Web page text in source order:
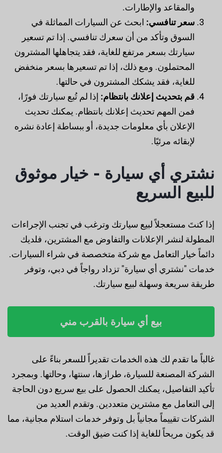
والمقاعد والإطارات.
سعر تنافسي: ابحث عن السيارات المماثلة في
السوق وتأكد من أن سعرك تنافسي. إذا تم تسعير
سيارتك بسعر مرتفع للغاية، فقد يتجاهلها المشترون
المحتملون. ومع ذلك، إذا تم تسعيرها بسعر منخفض
للغاية، فقد يشكك المشترون في حالتها.
قم بتحديث إعلانك بانتظام: إذا لم تُبع سيارتك فورًا،
فمن المهم تحديث إعلانك بانتظام. يمكنك تحديث
الإعلان بأي معلومات جديدة، أو ببساطة إعادة نشره
لإبقائه مرئيًا.
نشتري أي سيارة - خيار موثوق
للبيع السريع
إذا كنتَ مستعجلاً لبيع سيارتك وترغب في تجنب الإجراءات
المطولة لنشر الإعلانات والتفاوض مع المشترين، فلديك
دائماً خيار التعامل مع شركة متخصصة في شراء السيارات.
خدمات "نشتري أي سيارة" تزداد رواجاً في دبي، وتوفر
طريقة سريعة وسهلة لبيع سيارتك.
بيع أي سيارة بالقرب مني
غالباً ما تقدم لك هذه الخدمات تقديراً للسعر بناءً على
الشركة المصنعة للسيارة، طرازها، سنتها، وحالتها. وبمجرد
تأكيد التفاصيل، يمكنك الحصول على بيع سريع دون الحاجة
إلى التعامل مع مشترين متعددين. وتقدم العديد من
الشركات تقييماً مجانياً بل وتوفر خدمات استلام مجانية، مما
قد يكون مريحاً للغاية إذا كنت ضيق الوقت.